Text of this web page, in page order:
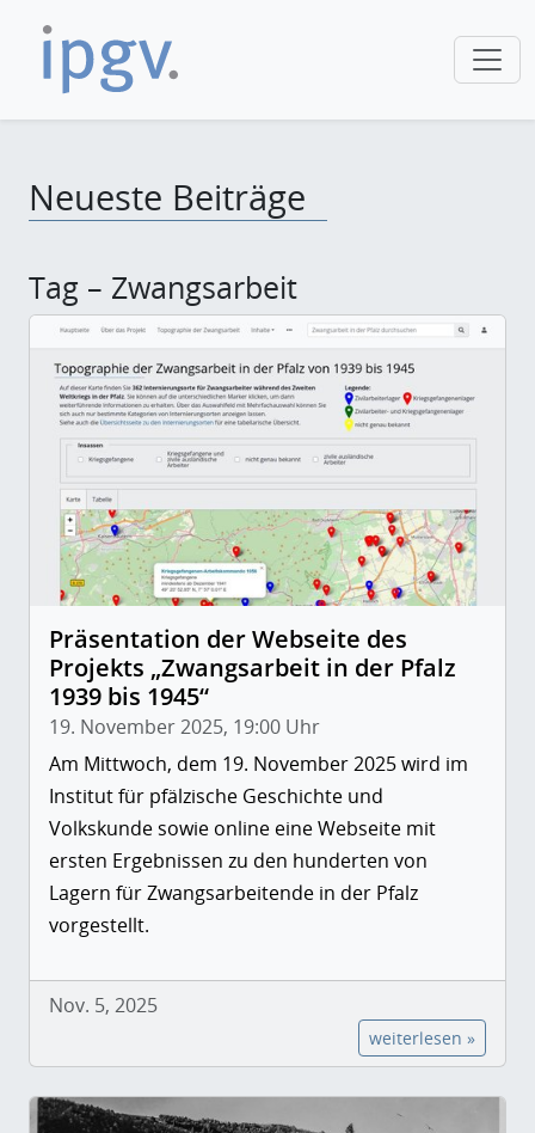
Neueste Beiträge
Tag – Zwangsarbeit
Präsentation der Webseite des
Projekts „Zwangsarbeit in der Pfalz
1939 bis 1945“
19. November 2025, 19:00 Uhr
Am Mittwoch, dem 19. November 2025 wird im
Institut für pfälzische Geschichte und
Volkskunde sowie online eine Webseite mit
ersten Ergebnissen zu den hunderten von
Lagern für Zwangsarbeitende in der Pfalz
vorgestellt.
Nov. 5, 2025
weiterlesen »